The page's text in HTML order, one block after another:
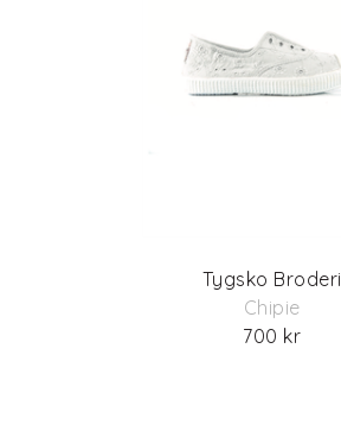
Tygsko Broderi
Chipie
700 kr